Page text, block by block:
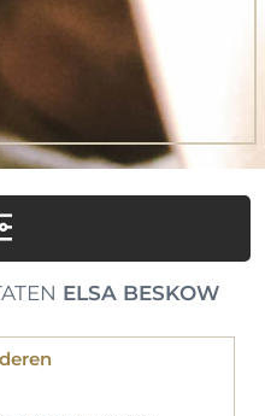
ELSA BESKOW